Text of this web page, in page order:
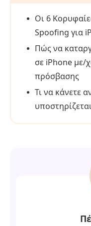
Οι 6
Spoofing για
Πώς να
σε iPhone με/
πρόσβασης
Τι να κάνετε